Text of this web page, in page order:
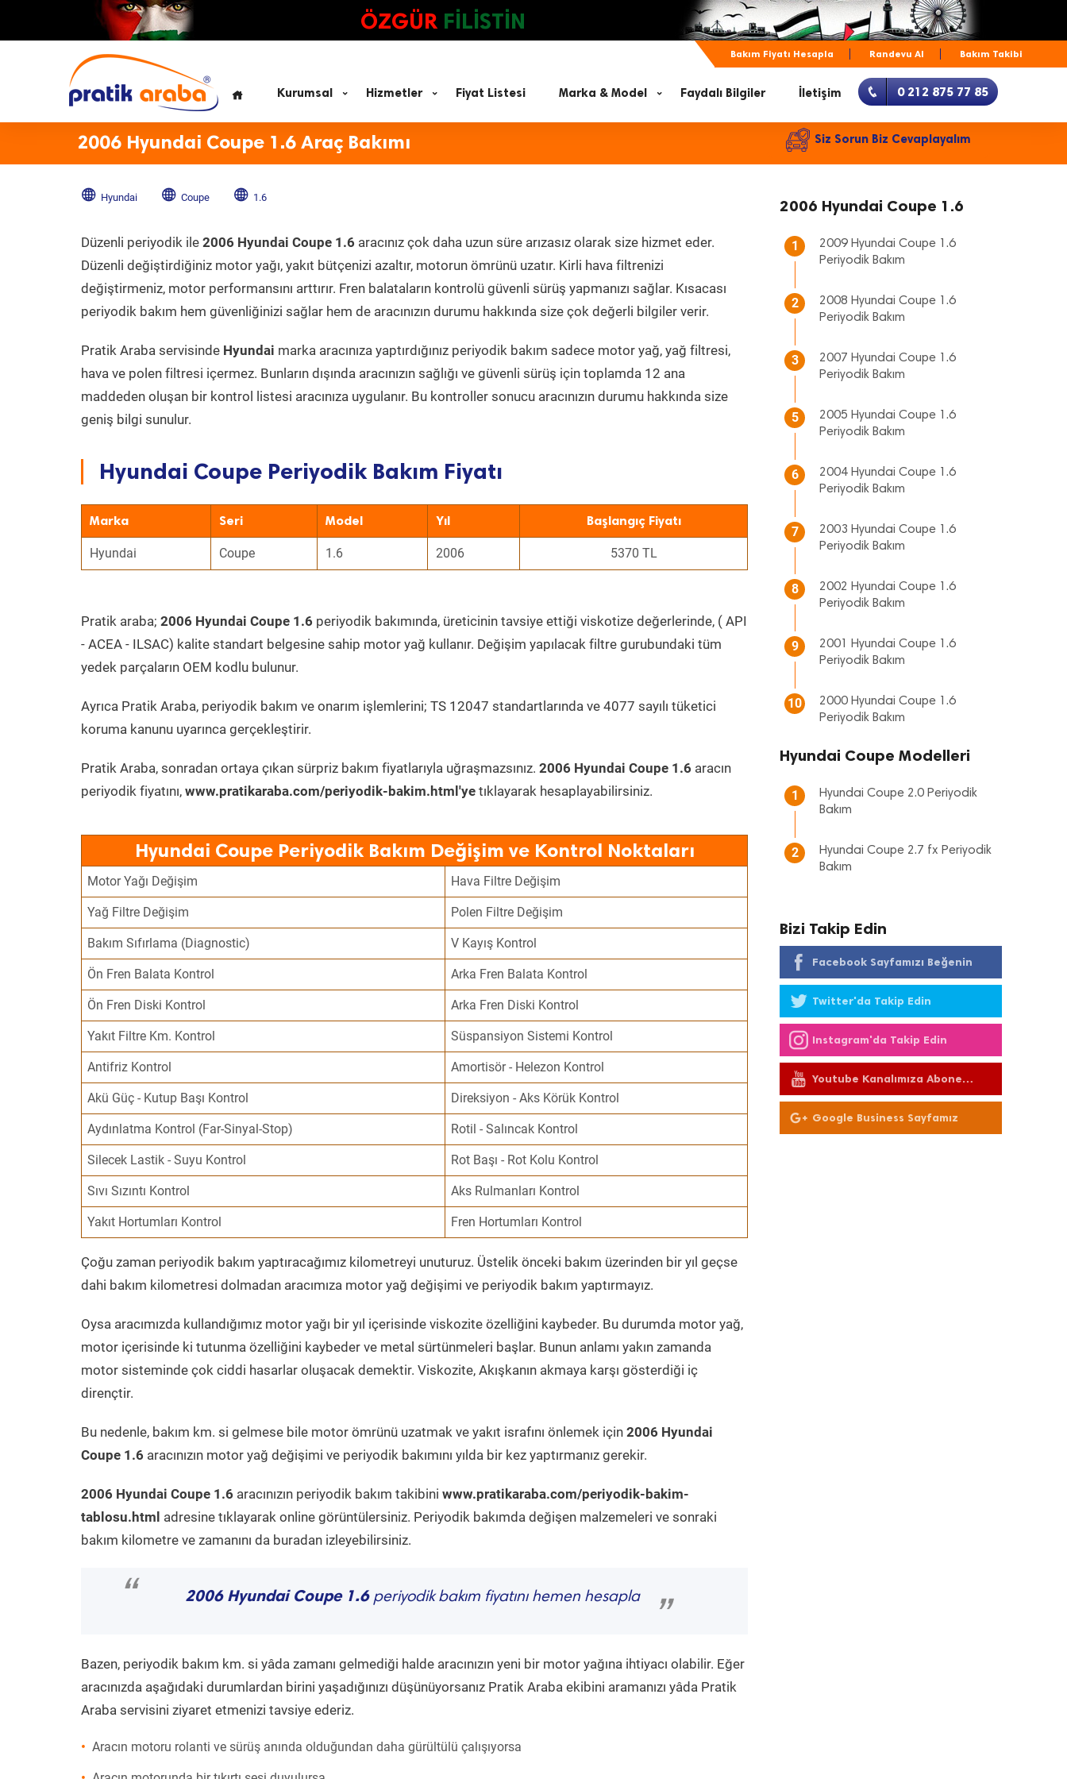
ÖZGÜR FİLİSTİN
Bakım Fiyatı Hesapla Randevu Al Bakım Takibi
Kurumsal Hizmetler Fiyat Listesi Marka & Model Faydalı Bilgiler İletişim 0 212 875 77 85
2006 Hyundai Coupe 1.6 Araç Bakımı Siz Sorun Biz Cevaplayalım
Hyundai Coupe 1.6
Düzenli periyodik ile 2006 Hyundai Coupe 1.6 aracınız çok daha uzun süre arızasız olarak size hizmet eder.
Düzenli değiştirdiğiniz motor yağı, yakıt bütçenizi azaltır, motorun ömrünü uzatır. Kirli hava filtrenizi
değiştirmeniz, motor performansını arttırır. Fren balataların kontrolü güvenli sürüş yapmanızı sağlar. Kısacası
periyodik bakım hem güvenliğinizi sağlar hem de aracınızın durumu hakkında size çok değerli bilgiler verir.
Pratik Araba servisinde Hyundai marka aracınıza yaptırdığınız periyodik bakım sadece motor yağ, yağ filtresi,
hava ve polen filtresi içermez. Bunların dışında aracınızın sağlığı ve güvenli sürüş için toplamda 12 ana
maddeden oluşan bir kontrol listesi aracınıza uygulanır. Bu kontroller sonucu aracınızın durumu hakkında size
geniş bilgi sunulur.
Hyundai Coupe Periyodik Bakım Fiyatı
Marka Seri Model Yıl Başlangıç Fiyatı
Hyundai Coupe 1.6 2006 5370 TL
Pratik araba; 2006 Hyundai Coupe 1.6 periyodik bakımında, üreticinin tavsiye ettiği viskotize değerlerinde, ( API
- ACEA - ILSAC) kalite standart belgesine sahip motor yağ kullanır. Değişim yapılacak filtre gurubundaki tüm
yedek parçaların OEM kodlu bulunur.
Ayrıca Pratik Araba, periyodik bakım ve onarım işlemlerini; TS 12047 standartlarında ve 4077 sayılı tüketici
koruma kanunu uyarınca gerçekleştirir.
Pratik Araba, sonradan ortaya çıkan sürpriz bakım fiyatlarıyla uğraşmazsınız. 2006 Hyundai Coupe 1.6 aracın
periyodik fiyatını, www.pratikaraba.com/periyodik-bakim.html'ye tıklayarak hesaplayabilirsiniz.
Hyundai Coupe Periyodik Bakım Değişim ve Kontrol Noktaları
Motor Yağı Değişim Hava Filtre Değişim
Yağ Filtre Değişim Polen Filtre Değişim
Bakım Sıfırlama (Diagnostic) V Kayış Kontrol
Ön Fren Balata Kontrol Arka Fren Balata Kontrol
Ön Fren Diski Kontrol Arka Fren Diski Kontrol
Yakıt Filtre Km. Kontrol Süspansiyon Sistemi Kontrol
Antifriz Kontrol Amortisör - Helezon Kontrol
Akü Güç - Kutup Başı Kontrol Direksiyon - Aks Körük Kontrol
Aydınlatma Kontrol (Far-Sinyal-Stop) Rotil - Salıncak Kontrol
Silecek Lastik - Suyu Kontrol Rot Başı - Rot Kolu Kontrol
Sıvı Sızıntı Kontrol Aks Rulmanları Kontrol
Yakıt Hortumları Kontrol Fren Hortumları Kontrol
Çoğu zaman periyodik bakım yaptıracağımız kilometreyi unuturuz. Üstelik önceki bakım üzerinden bir yıl geçse
dahi bakım kilometresi dolmadan aracımıza motor yağ değişimi ve periyodik bakım yaptırmayız.
Oysa aracımızda kullandığımız motor yağı bir yıl içerisinde viskozite özelliğini kaybeder. Bu durumda motor yağ,
motor içerisinde ki tutunma özelliğini kaybeder ve metal sürtünmeleri başlar. Bunun anlamı yakın zamanda
motor sisteminde çok ciddi hasarlar oluşacak demektir. Viskozite, Akışkanın akmaya karşı gösterdiği iç
dirençtir.
Bu nedenle, bakım km. si gelmese bile motor ömrünü uzatmak ve yakıt israfını önlemek için 2006 Hyundai
Coupe 1.6 aracınızın motor yağ değişimi ve periyodik bakımını yılda bir kez yaptırmanız gerekir.
2006 Hyundai Coupe 1.6 aracınızın periyodik bakım takibini www.pratikaraba.com/periyodik-bakim-
tablosu.html adresine tıklayarak online görüntülersiniz. Periyodik bakımda değişen malzemeleri ve sonraki
bakım kilometre ve zamanını da buradan izleyebilirsiniz.
“ 2006 Hyundai Coupe 1.6periyodik bakım fiyatını hemen hesapla
”
Bazen, periyodik bakım km. si yâda zamanı gelmediği halde aracınızın yeni bir motor yağına ihtiyacı olabilir. Eğer
aracınızda aşağıdaki durumlardan birini yaşadığınızı düşünüyorsanız Pratik Araba ekibini aramanızı yâda Pratik
Araba servisini ziyaret etmenizi tavsiye ederiz.
Aracın motoru rolanti ve sürüş anında olduğundan daha gürültülü çalışıyorsa
2006 Hyundai Coupe 1.6
1
2009 Hyundai Coupe 1.6
Periyodik Bakım
2
2008 Hyundai Coupe 1.6
Periyodik Bakım
3
2007 Hyundai Coupe 1.6
Periyodik Bakım
5
2005 Hyundai Coupe 1.6
Periyodik Bakım
6
2004 Hyundai Coupe 1.6
Periyodik Bakım
7
2003 Hyundai Coupe 1.6
Periyodik Bakım
8
2002 Hyundai Coupe 1.6
Periyodik Bakım
9
2001 Hyundai Coupe 1.6
Periyodik Bakım
10
2000 Hyundai Coupe 1.6
Periyodik Bakım
Hyundai Coupe Modelleri
1
Hyundai Coupe 2.0 Periyodik
Bakım
2
Hyundai Coupe 2.7 fx Periyodik
Bakım
Bizi Takip Edin
Facebook Sayfamızı Beğenin
Twitter'da Takip Edin
Instagram'da Takip Edin
Youtube Kanalımıza Abone
Olun
Google Business Sayfamız